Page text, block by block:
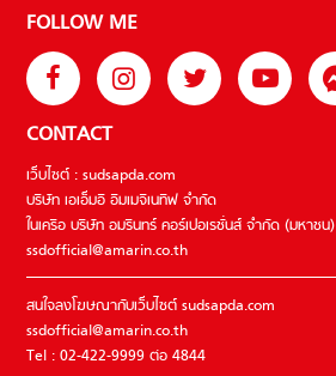
FOLLOW ME
CONTACT
เว็บไซต์ : sudsapda.com
บริษัท เอเอ็มอี อิมเมจิเนทีฟ จำกัด
ในเครือ บริษัท อมรินทร์ คอร์เปอเรชั่นส์ จำกัด (มหาชน)
ssdofficial@amarin.co.th
สนใจลงโฆษณากับเว็บไซต์ sudsapda.com
ssdofficial@amarin.co.th
Tel : 02-422-9999 ต่อ 4844